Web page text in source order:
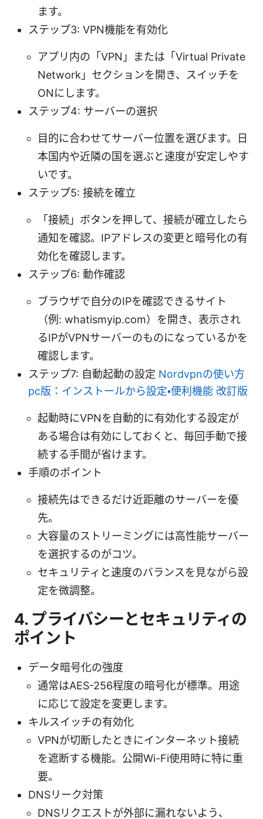
ます。
ステップ3: VPN機能を有効化
アプリ内の「VPN」または「Virtual Private
Network」セクションを開き、スイッチを
ONにします。
ステップ4: サーバーの選択
目的に合わせてサーバー位置を選びます。日
本国内や近隣の国を選ぶと速度が安定しやす
いです。
ステップ5: 接続を確立
「接続」ボタンを押して、接続が確立したら
通知を確認。IPアドレスの変更と暗号化の有
効化を確認します。
ステップ6: 動作確認
ブラウザで自分のIPを確認できるサイト
（例: whatismyip.com）を開き、表示され
るIPがVPNサーバーのものになっているかを
確認します。
ステップ7: 自動起動の設定 Nordvpnの使い方
pc版：インストールから設定・便利機能 改訂版
起動時にVPNを自動的に有効化する設定が
ある場合は有効にしておくと、毎回手動で接
続する手間が省けます。
手順のポイント
接続先はできるだけ近距離のサーバーを優
先。
大容量のストリーミングには高性能サーバー
を選択するのがコツ。
セキュリティと速度のバランスを見ながら設
定を微調整。
4. プライバシーとセキュリティの
ポイント
データ暗号化の強度
通常はAES-256程度の暗号化が標準。用途
に応じて設定を変更します。
キルスイッチの有効化
VPNが切断したときにインターネット接続
を遮断する機能。公開Wi-Fi使用時に特に重
要。
DNSリーク対策
DNSリクエストが外部に漏れないよう、